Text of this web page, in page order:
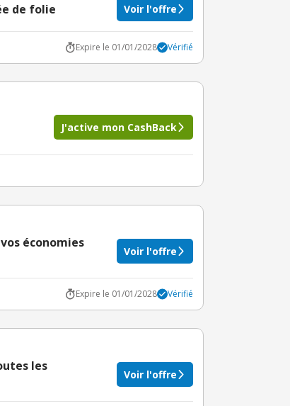
de folie Voir l'offre
Expire le 01/01/2028 Vérifié
J'active mon CashBack
économies
Voir l'offre
Expire le 01/01/2028 Vérifié
les
Voir l'offre